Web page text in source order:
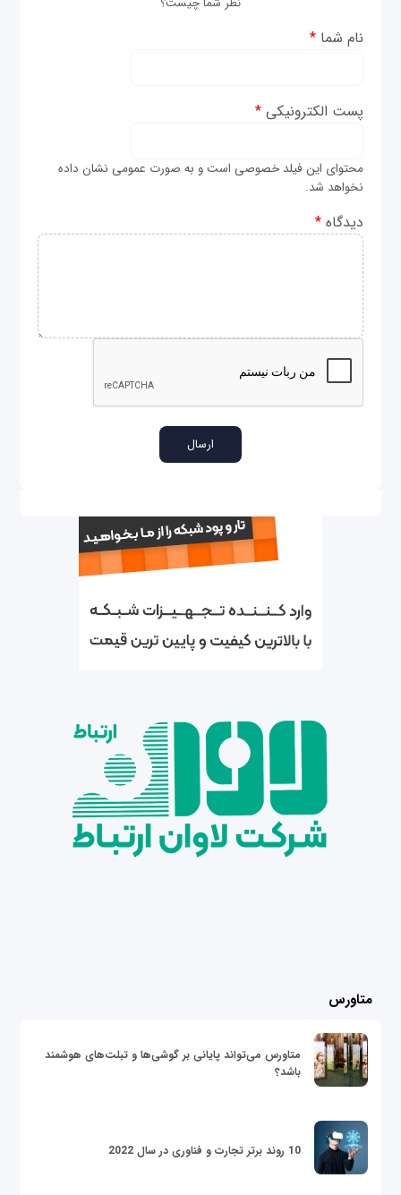
نام شما*
پست الکترونیکی*
محتوای این فیلد خصوصی است و به صورت عمومی نشان داده
نخواهد شد.
دیدگاه*
متاورس
متاورس می‌تواند پایانی بر گوشی‌ها و تبلت‌های هوشمند
باشد؟
10 روند برتر تجارت و فناوری در سال 2022